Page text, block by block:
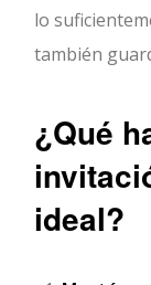
lo
también
¿Qué
ideal?